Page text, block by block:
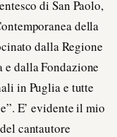
di San Paolo,
della
dalla Regione
e dalla Fondazione
in Puglia e tutte
E’ evidente il mio
cantautore